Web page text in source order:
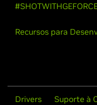
Recursos para
Drivers Suporte à